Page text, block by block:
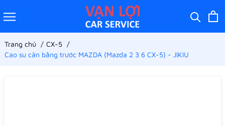
Trang chủ
CX-5
Cao su cân bằng trước MAZDA (Mazda 2 3 6 CX-5) - JIKIU